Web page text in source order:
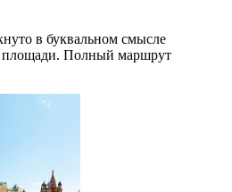
в буквальном смысле
площади. Полный маршрут